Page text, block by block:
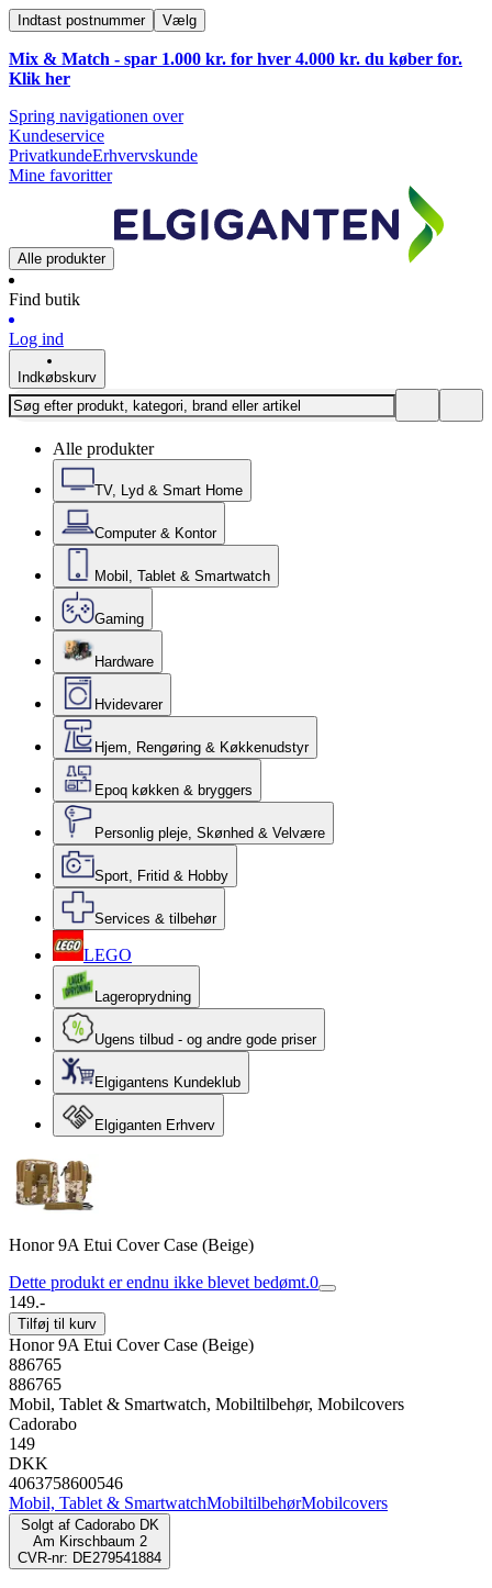
Indtast postnummer Vælg
Mix & Match - spar 1.000 kr. for hver 4.000 kr. du køber for.
Klik her
Spring navigationen over
Kundeservice
PrivatkundeErhvervskunde
Mine favoritter
Alle produkter
Find butik
Log ind
Indkøbskurv
Alle produkter
TV, Lyd & Smart Home
Computer & Kontor
Mobil, Tablet & Smartwatch
Gaming
Hardware
Hvidevarer
Hjem, Rengøring & Køkkenudstyr
Epoq køkken & bryggers
Personlig pleje, Skønhed & Velvære
Sport, Fritid & Hobby
Services & tilbehør
LEGO
Lageroprydning
Ugens tilbud - og andre gode priser
Elgigantens Kundeklub
Elgiganten Erhverv
Honor 9A Etui Cover Case (Beige)
Dette produkt er endnu ikke blevet bedømt.0
149.-
Tilføj til kurv
Honor 9A Etui Cover Case (Beige)
886765
886765
Mobil, Tablet & Smartwatch, Mobiltilbehør, Mobilcovers
Cadorabo
149
DKK
4063758600546
Mobil, Tablet & SmartwatchMobiltilbehørMobilcovers
Solgt af Cadorabo DK
Am Kirschbaum 2
CVR-nr: DE279541884